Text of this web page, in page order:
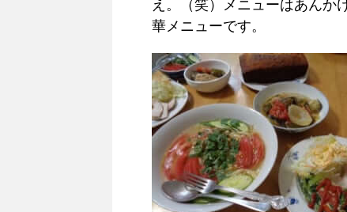
え。（笑）メニューはあんか
華メニューです。